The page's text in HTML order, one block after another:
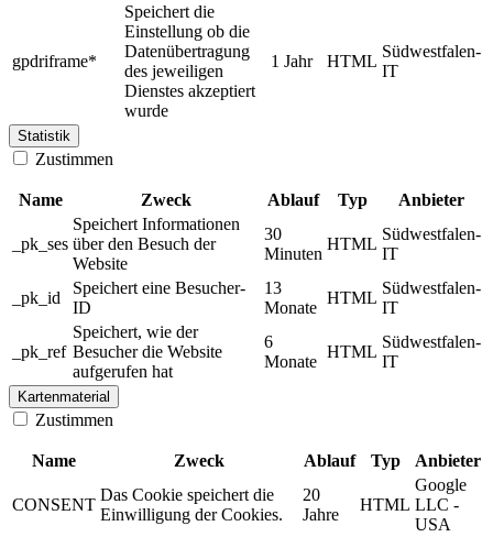
gpdriframe*
Speichert die
Einstellung ob die
Datenübertragung
des jeweiligen
Dienstes akzeptiert
wurde
1 Jahr HTML
Südwestfalen-
IT
Statistik
Zustimmen
Name Zweck Ablauf Typ Anbieter
_pk_ses
Speichert Informationen
über den Besuch der
Website
30
Minuten
HTML
Südwestfalen-
IT
_pk_id
Speichert eine Besucher-
ID
13
Monate
HTML
Südwestfalen-
IT
_pk_ref
Speichert, wie der
Besucher die Website
aufgerufen hat
6
Monate
HTML
Südwestfalen-
IT
Kartenmaterial
Zustimmen
Name Zweck Ablauf Typ Anbieter
CONSENT
Das Cookie speichert die
Einwilligung der Cookies.
20
Jahre
HTML
Google
LLC -
USA